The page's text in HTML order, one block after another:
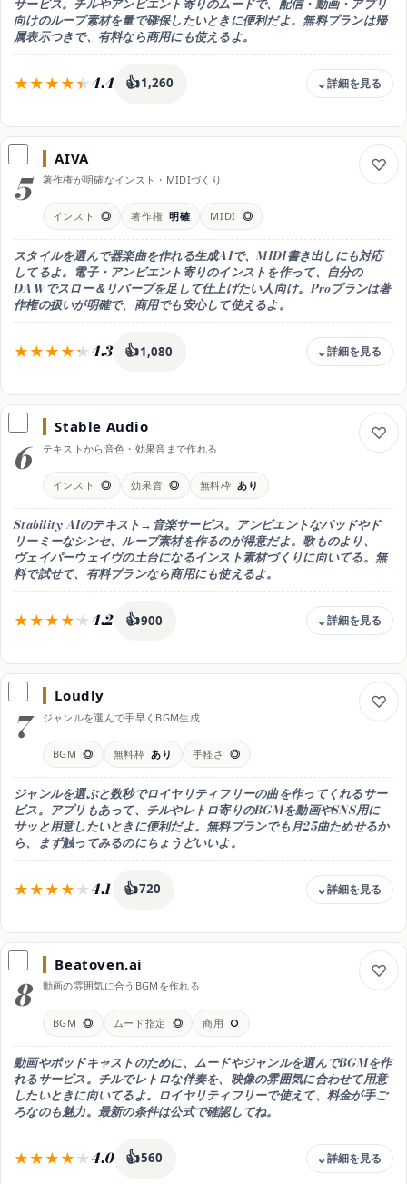
◎ 日本語対応
得意なこと
ロイヤリティフリーのチルBGM
おすすめ用途
向けのループ素材を量で確保したいときに便利だよ。無料プランは帰
属表示つきで、有料なら商用にも使えるよ。
4.4 👍1,260
料金
無料 / Creator 月14ドル / Pro 月39ドル
無料枠
Ambassador(無料・帰属表示で利用)。Creator 月14ドル、Pro 月39
ドルでロイヤリティフリーの商用利用
商用利用
可（有料プラン・ロイヤリティフリー）
日本語
△ UIは英語中心
得意なこと
用途別のループBGMをたくさん作る
おすすめ用途
5
AIVA
著作権が明確なインスト・MIDIづくり
インスト ◎ 著作権 明確 MIDI ◎
スタイルを選んで器楽曲を作れる生成AIで、MIDI書き出しにも対応
してるよ。電子・アンビエント寄りのインストを作って、自分の
DAWでスロー＆リバーブを足して仕上げたい人向け。Proプランは著
作権の扱いが明確で、商用でも安心して使えるよ。
4.3 👍1,080
料金
無料(非商用) / Standard 月15ユーロ(年払い月約11ユーロ) / Pro 月49
ユーロ(年払い月約33ユーロ)
無料枠
Free(月3ダウンロード・非商用)。Standard 月15ユーロ(年払いで月
約11ユーロ・要クレジット表記)、Pro 月49ユーロ(年払いで月約33
ユーロ・著作権譲渡)
商用利用
Proで可（著作権譲渡）。Standardは条件つき
日本語
△ UIは英語中心
器楽曲・MIDI書き出し
雰囲気あるインスト・MIDI編集
6
Stable Audio
テキストから音色・効果音まで作れる
インスト ◎ 効果音 ◎ 無料枠 あり
Stability AIのテキスト→音楽サービス。アンビエントなパッドやド
リーミーなシンセ、ループ素材を作るのが得意だよ。歌ものより、
ヴェイパーウェイヴの土台になるインスト素材づくりに向いてる。無
料で試せて、有料プランなら商用にも使えるよ。
4.2 👍900
料金
無料(10クレジット) / Pro 月11.99ドル / Studio 月29.99ドル
無料枠
無料(登録で10クレジット・非商用)。Pro 月11.99ドル(250生成/月・
商用可・最長3分)、Studio 月29.99ドル(675生成/月)
商用利用
Pro以上で可
日本語
△ UIは英語中心
得意なこと
アンビエントな音色・効果音
おすすめ用途
7
Loudly
ジャンルを選んで手早くBGM生成
BGM ◎ 無料枠 あり 手軽さ ◎
ジャンルを選ぶと数秒でロイヤリティフリーの曲を作ってくれるサー
ビス。アプリもあって、チルやレトロ寄りのBGMを動画やSNS用に
サッと用意したいときに便利だよ。無料プランでも月25曲ためせるか
ら、まず触ってみるのにちょうどいいよ。
4.1 👍720
料金
無料(月25曲) / Personal 月10ドル / Pro 月30ドル
無料枠
無料プランで月25曲生成。Personal 月10ドル、Pro 月30ドルでロイ
ヤリティフリーのダウンロードや高音質・配信向け(年払いで割安・プ
ラン詳細は公式で確認)
商用利用
可（有料プラン・ロイヤリティフリー）
日本語
△ UIは英語中心
得意なこと
おすすめ用途
8
Beatoven.ai
動画の雰囲気に合うBGMを作れる
BGM ◎ ムード指定 ◎ 商用 ○
動画やポッドキャストのために、ムードやジャンルを選んでBGMを作
れるサービス。チルでレトロな伴奏を、映像の雰囲気に合わせて用意
したいときに向いてるよ。ロイヤリティフリーで使えて、料金が手ご
ろなのも魅力。最新の条件は公式で確認してね。
4.0 👍560